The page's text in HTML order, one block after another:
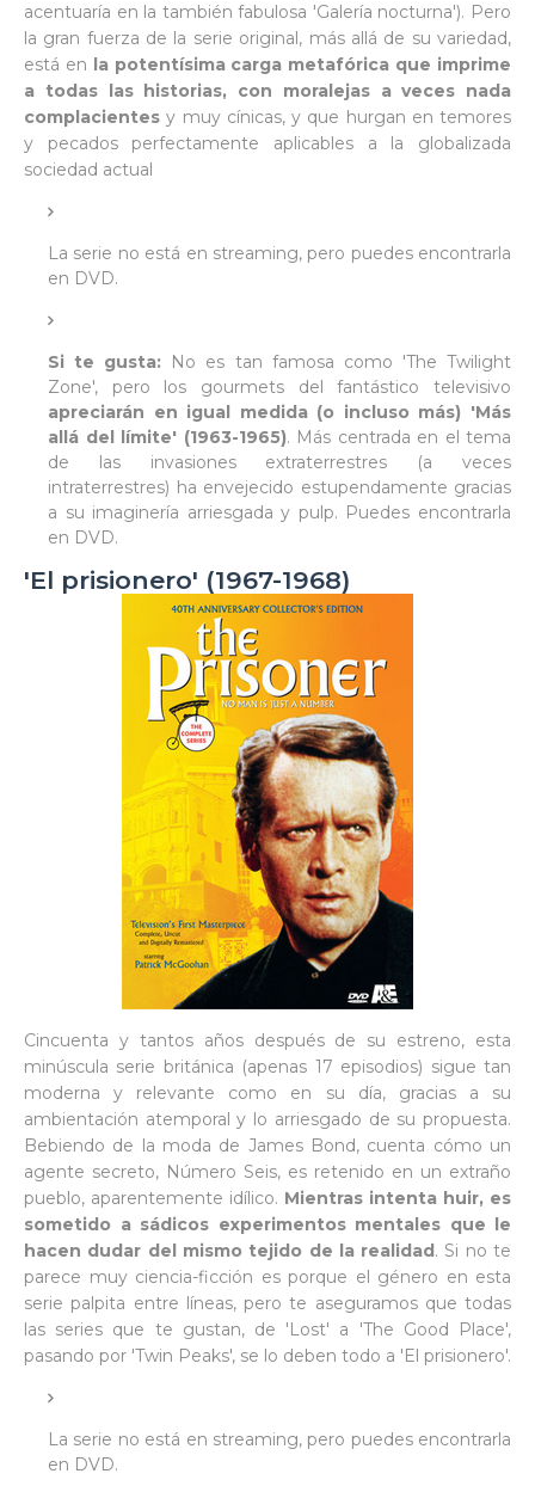
acentuaría en la también fabulosa 'Galería nocturna'). Pero
la gran fuerza de la serie original, más allá de su variedad,
está en la potentísima carga metafórica que imprime
a todas las historias, con moralejas a veces nada
complacientes y muy cínicas, y que hurgan en temores
y pecados perfectamente aplicables a la globalizada
sociedad actual
La serie no está en streaming, pero puedes encontrarla
en DVD.
Si te gusta: No es tan famosa como 'The Twilight
Zone', pero los gourmets del fantástico televisivo
apreciarán en igual medida (o incluso más) 'Más
allá del límite' (1963-1965). Más centrada en el tema
de las invasiones extraterrestres (a veces
intraterrestres) ha envejecido estupendamente gracias
a su imaginería arriesgada y pulp. Puedes encontrarla
en DVD.
'El prisionero' (1967-1968)
Cincuenta y tantos años después de su estreno, esta
minúscula serie británica (apenas 17 episodios) sigue tan
moderna y relevante como en su día, gracias a su
ambientación atemporal y lo arriesgado de su propuesta.
Bebiendo de la moda de James Bond, cuenta cómo un
agente secreto, Número Seis, es retenido en un extraño
pueblo, aparentemente idílico. Mientras intenta huir, es
sometido a sádicos experimentos mentales que le
hacen dudar del mismo tejido de la realidad. Si no te
parece muy ciencia-ficción es porque el género en esta
serie palpita entre líneas, pero te aseguramos que todas
las series que te gustan, de 'Lost' a 'The Good Place',
pasando por 'Twin Peaks', se lo deben todo a 'El prisionero'.
La serie no está en streaming, pero puedes encontrarla
en DVD.